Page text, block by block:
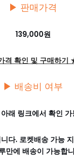
▶ 판매가격
139,000원
격 확인 및 구매하기
▶ 배송비 여부
래 링크에서 확인
다. 로켓배송 가능
만에 배송이 가능합